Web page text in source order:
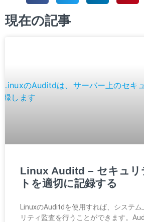
現在の記事
Linux Auditd – セキュリ
トを適切に記録する
LinuxのAuditdを使用すれば、システム
リティ監査を行うことができます。